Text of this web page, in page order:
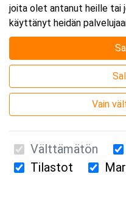
Suomen Ensiapukoulutus
joita olet antanut heille tai
käyttänyt heidän
Vain
Välttämätön
Tilastot